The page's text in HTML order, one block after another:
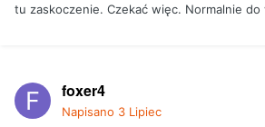
tu zaskoczenie. Czekać więc. Normalnie do
foxer4
Napisano 3 Lipiec